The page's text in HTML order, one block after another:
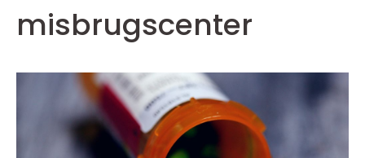
misbrugscenter